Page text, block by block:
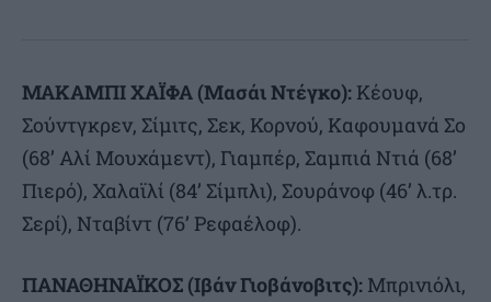
ΜΑΚΑΜΠΙ ΧΑΪΦΑ (Μασάι Ντέγκο): Κέουφ,
Σούντγκρεν, Σίμιτς, Σεκ, Κορνού, Καφουμανά Σο
(68’ Αλί Μουχάμεντ), Γιαμπέρ, Σαμπιά Ντιά (68’
Πιερό), Χαλαϊλί (84’ Σίμπλι), Σουράνοφ (46’ λ.τρ.
Σερί), Νταβίντ (76’ Ρεφαέλοφ).
ΠΑΝΑΘΗΝΑΪΚΟΣ (Ιβάν Γιοβάνοβιτς): Μπρινιόλι,